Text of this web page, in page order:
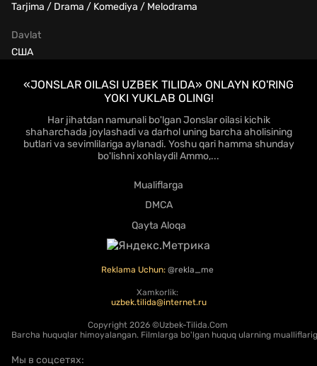
Tarjima / Drama / Komediya / Melodrama
Davlat
США
«JONSLAR OILASI UZBEK TILIDA» ONLAYN KO'RING
YOKI YUKLAB OLING!
Har jihatdan namunali bo'lgan Jonslar oilasi kichik
shaharchada joylashadi va darhol uning barcha aholisining
butlari va sevimlilariga aylanadi. Yoshu qari hamma shunday
bo'lishni xohlaydi! Ammo,...
Mualiflarga
DMCA
Qayta Aloqa
Reklama Uchun: @rekla_me
Xamkorlik:
uzbek.tilida@internet.ru
Copyright 2026 ©Uzbek-Tilida.Com
Barcha huquqlar himoyalangan. Filmlarga bo'lgan huquq ularning
Мы в соцсетях: